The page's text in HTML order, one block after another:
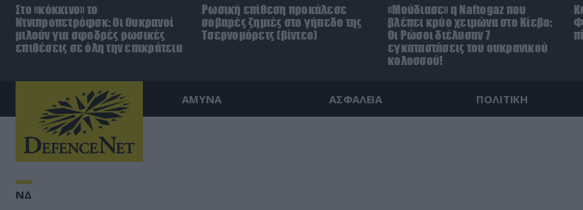
Στο «κόκκινο» το
Ντνιπροπετρόφσκ: Οι Ουκρανοί
μιλούν για σφοδρές ρωσικές
επιθέσεις σε όλη την επικράτεια
Ρωσική επίθεση προκάλεσε
σοβαρές ζημιές στο γήπεδο της
Τσερνομόρετς (βίντεο)
«Μούδιασε» η Naftogaz που
βλέπει κρύο χειμώνα στο Κίεβο:
Οι Ρώσοι διέλυσαν 7
εγκαταστάσεις του ουκρανικού
κολοσσού!
ΑΜΥΝΑ ΑΣΦΑΛΕΙΑ ΠΟΛΙΤΙΚΗ
ΝΔ